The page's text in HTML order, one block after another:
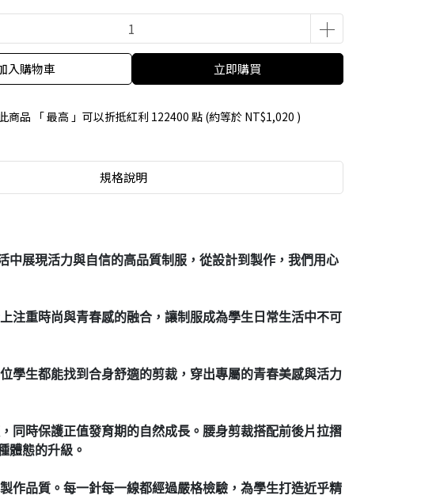
入購物車 立即購買
此商品 「 最高 」可以折抵紅利 122400 點 (約等於 NT$1,020 )
規格說明
展現活力與自信的高品質制服，從設計到製作，我們用心
注重時尚與青春感的融合，讓制服成為學生日常生活中不可
學生都能找到合身舒適的剪裁，穿出專屬的青春美感與活力
同時保護正值發育期的自然成長。腰身剪裁搭配前後片拉摺
體態的升級。
作品質。每一針每一線都經過嚴格檢驗，為學生打造近乎精